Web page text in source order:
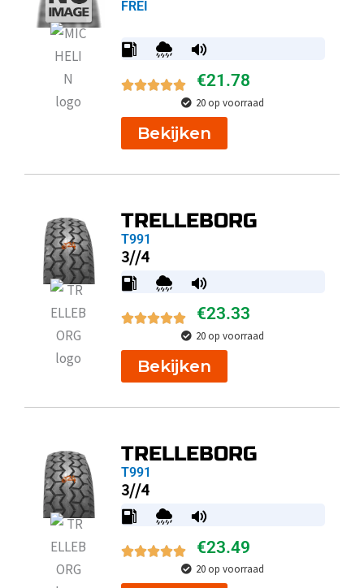
FREI
€21.78
20 op voorraad
Bekijken
TRELLEBORG
T991
3//4
€23.33
20 op voorraad
Bekijken
TRELLEBORG
T991
3//4
€23.49
20 op voorraad